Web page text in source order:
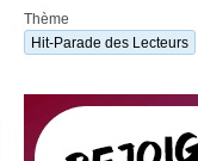
Thème
Hit-Parade des Lecteurs